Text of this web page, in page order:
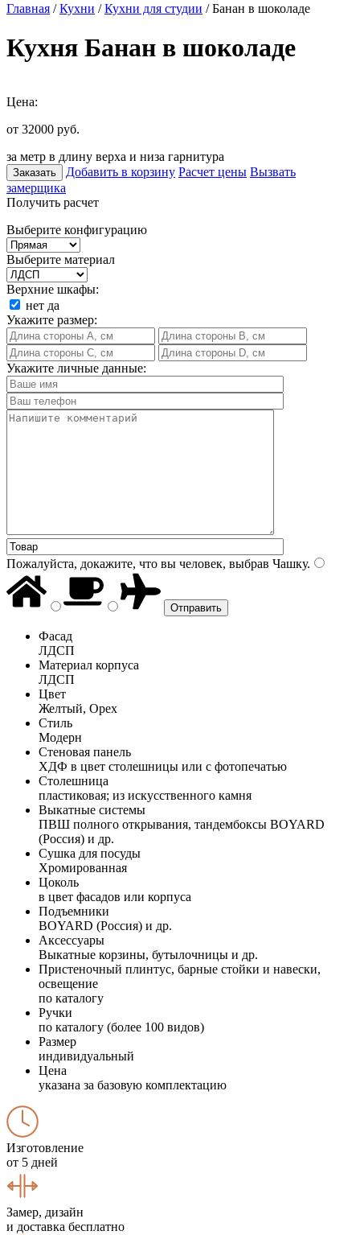
Главная /Кухни /Кухни для студии / Банан в шоколаде
Кухня Банан в шоколаде
Цена:
от 32000 руб.
за метр в длину верха и низа гарнитура
Заказать Добавить в корзину Расчет цены Вызвать
замерщика
Получить расчет
Выберите конфигурацию
Выберите материал
Верхние шкафы:
нет да
Укажите размер:
Укажите личные данные:
Пожалуйста, докажите, что вы человек, выбрав Чашку.
Фасад
ЛДСП
Материал корпуса
ЛДСП
Цвет
Желтый, Орех
Стиль
Модерн
Стеновая панель
ХДФ в цвет столешницы или с фотопечатью
Столешница
пластиковая; из искусственного камня
Выкатные системы
ПВШ полного открывания, тандембоксы BOYARD
(Россия) и др.
Сушка для посуды
Хромированная
Цоколь
в цвет фасадов или корпуса
Подъемники
BOYARD (Россия) и др.
Аксессуары
Выкатные корзины, бутылочницы и др.
Пристеночный плинтус, барные стойки и навески,
освещение
по каталогу
Ручки
по каталогу (более 100 видов)
Размер
индивидуальный
Цена
указана за базовую комплектацию
Изготовление
от 5 дней
Замер, дизайн
и доставка бесплатно